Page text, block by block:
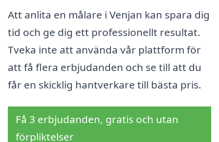
Att anlita en målare i Venjan kan spara dig
tid och ge dig ett professionellt resultat.
Tveka inte att använda vår plattform för
att få flera erbjudanden och se till att du
får en skicklig hantverkare till bästa pris.
Få 3 erbjudanden, gratis och utan
förpliktelser